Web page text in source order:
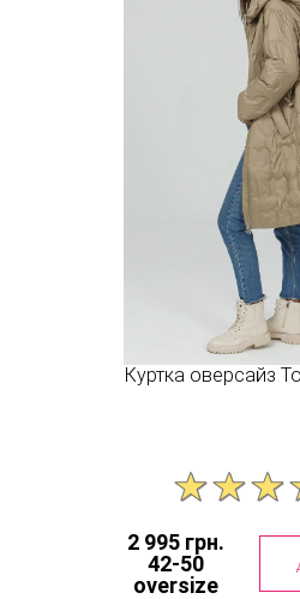
Куртка оверсайз
2 995 грн.
42-50
oversize